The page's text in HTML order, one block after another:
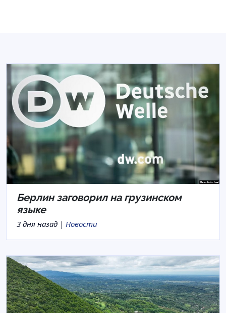
Берлин заговорил на грузинском
языке
3 дня назад | Новости